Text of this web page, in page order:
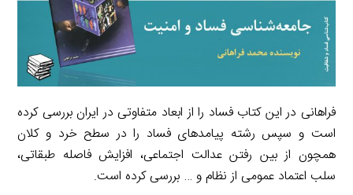
m
ف‍راه‍ان‍ی در این کتاب فساد را از ابعاد متفاوتی در ایران بررسی کرده
است و سپس رشته پیامدهای فساد را در سطح خرد و کلان
همچون از بین رفتن عدالت اجتماعی، افزایش فاصله طبقاتی،
سلب اعتماد عمومی از نظام و … بررسی کرده است.